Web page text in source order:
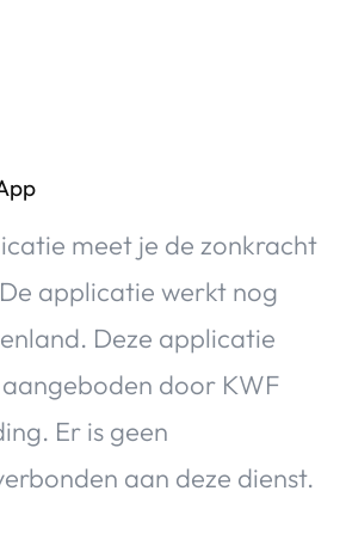
meet je de zonkracht
applicatie werkt nog
Deze applicatie
door KWF
Er is geen
aan deze dienst.